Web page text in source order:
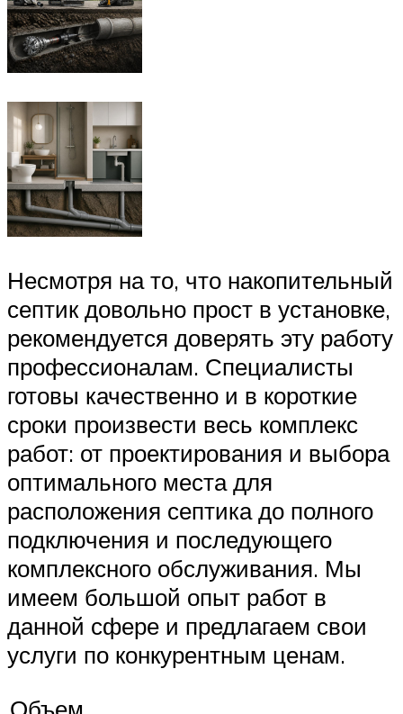
Несмотря на то, что накопительный
септик довольно прост в установке,
рекомендуется доверять эту работу
профессионалам. Специалисты
готовы качественно и в короткие
сроки произвести весь комплекс
работ: от проектирования и выбора
оптимального места для
расположения септика до полного
подключения и последующего
комплексного обслуживания. Мы
имеем большой опыт работ в
данной сфере и предлагаем свои
услуги по конкурентным ценам.